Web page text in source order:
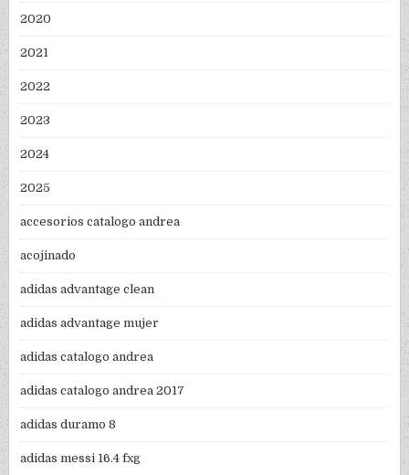
2020
2021
2022
2023
2024
2025
accesorios catalogo andrea
acojinado
adidas advantage clean
adidas advantage mujer
adidas catalogo andrea
adidas catalogo andrea 2017
adidas duramo 8
adidas messi 16.4 fxg